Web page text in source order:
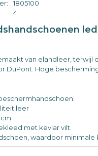
1805100
4
van elandleer,
DuPont. Hoge
leer
met kevlar vilt.
waardoor minimale